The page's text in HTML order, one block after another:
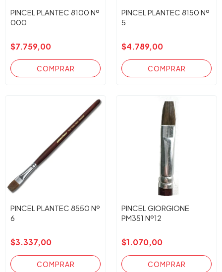
PINCEL PLANTEC 8100 Nº
000
$7.759,00
PINCEL PLANTEC 8150 Nº
5
$4.789,00
PINCEL PLANTEC 8550 Nº
6
$3.337,00
PINCEL GIORGIONE
PM351 Nº12
$1.070,00